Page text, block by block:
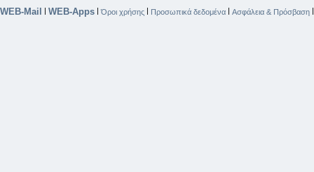
WEB-Mail | WEB-Apps |Όροι χρήσης | Προσωπικά δεδομένα | Ασφάλεια & Πρόσβαση